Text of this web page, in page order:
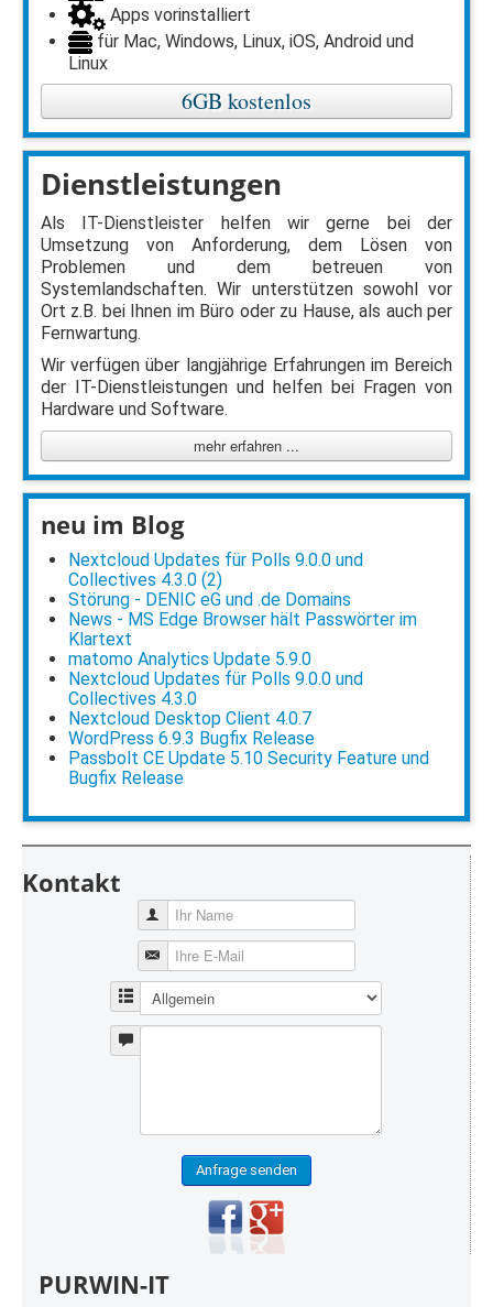
Apps vorinstalliert
für Mac, Windows, Linux, iOS, Android und
Linux
6GB kostenlos
Dienstleistungen
Als IT-Dienstleister helfen wir gerne bei der
Umsetzung von Anforderung, dem Lösen von
Problemen und dem betreuen von
Systemlandschaften. Wir unterstützen sowohl vor
Ort z.B. bei Ihnen im Büro oder zu Hause, als auch per
Fernwartung.
Wir verfügen über langjährige Erfahrungen im Bereich
der IT-Dienstleistungen und helfen bei Fragen von
Hardware und Software.
mehr erfahren ...
neu im Blog
Nextcloud Updates für Polls 9.0.0 und
Collectives 4.3.0 (2)
Störung - DENIC eG und .de Domains
News - MS Edge Browser hält Passwörter im
Klartext
matomo Analytics Update 5.9.0
Nextcloud Updates für Polls 9.0.0 und
Collectives 4.3.0
Nextcloud Desktop Client 4.0.7
WordPress 6.9.3 Bugfix Release
Passbolt CE Update 5.10 Security Feature und
Bugfix Release
Kontakt
Anfrage senden
PURWIN-IT